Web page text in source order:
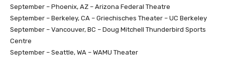
September – Phoenix, AZ – Arizona Federal Theatre
September – Berkeley, CA – Griechisches Theater – UC Berkeley
September – Vancouver, BC – Doug Mitchell Thunderbird Sports
Centre
September – Seattle, WA – WAMU Theater